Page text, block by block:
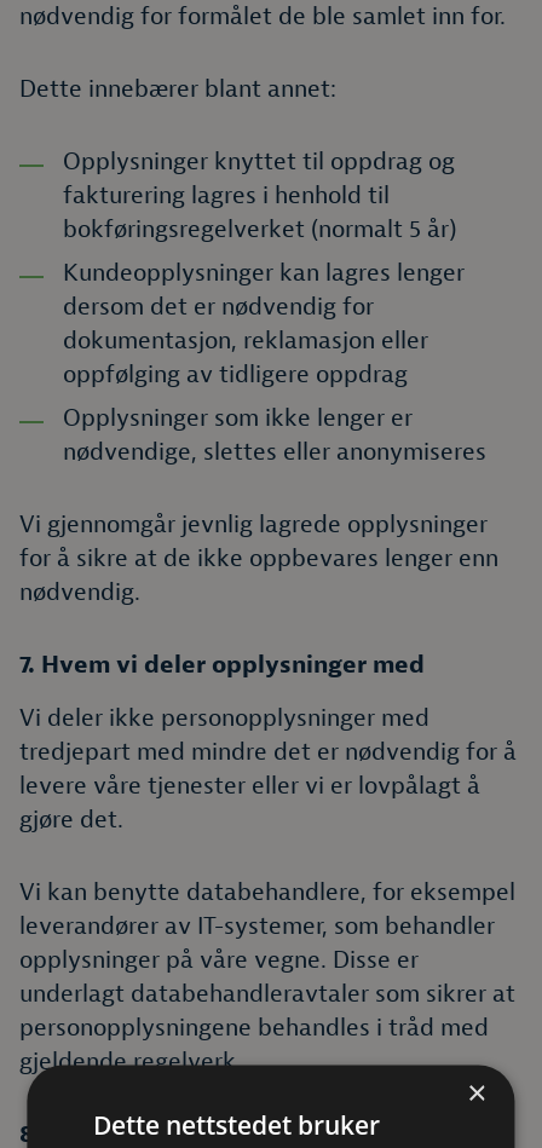
nødvendig for formålet de ble samlet inn for.
Dette innebærer blant annet:
Opplysninger knyttet til oppdrag og
fakturering lagres i henhold til
bokføringsregelverket (normalt 5 år)
Kundeopplysninger kan lagres lenger
dersom det er nødvendig for
dokumentasjon, reklamasjon eller
oppfølging av tidligere oppdrag
Opplysninger som ikke lenger er
nødvendige, slettes eller anonymiseres
Vi gjennomgår jevnlig lagrede opplysninger
for å sikre at de ikke oppbevares lenger enn
nødvendig.
7. Hvem vi deler opplysninger med
Vi deler ikke personopplysninger med
tredjepart med mindre det er nødvendig for å
levere våre tjenester eller vi er lovpålagt å
gjøre det.
Vi kan benytte databehandlere, for eksempel
leverandører av IT-systemer, som behandler
opplysninger på våre vegne. Disse er
underlagt databehandleravtaler som sikrer at
personopplysningene behandles i tråd med
gjeldende regelverk.
8. Dine rettigheter
×
Dette nettstedet bruker